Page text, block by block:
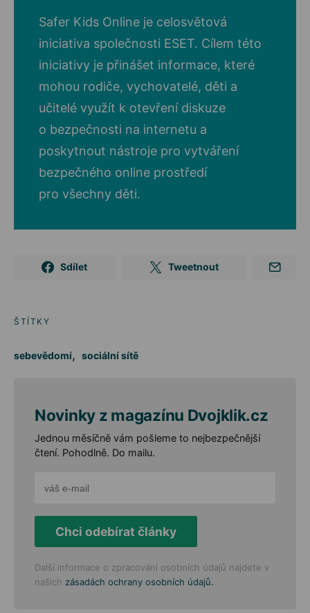
Safer Kids Online je celosvětová
iniciativa společnosti ESET. Cílem této
iniciativy je přinášet informace, které
mohou rodiče, vychovatelé, děti a
učitelé využít k otevření diskuze
o bezpečnosti na internetu a
poskytnout nástroje pro vytváření
bezpečného online prostředí
pro všechny děti.
Sdílet Tweetnout
ŠTÍTKY
sebevědomí, sociální sítě
Novinky z magazínu Dvojklik.cz
Jednou měsíčně vám pošleme to nejbezpečnější
čtení. Pohodlně. Do mailu.
Chci odebírat články
Další informace o zpracování osobních údajů najdete v
našich zásadách ochrany osobních údajů.